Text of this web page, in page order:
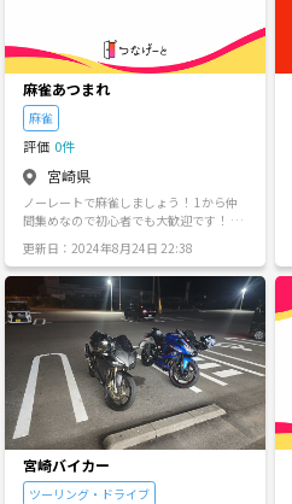
遊びに来てみてね。 何かが解決すると思
ってます。 宜しくお願いします。💕
麻雀あつまれ
麻雀
評価 0件
宮崎県
ノーレートで麻雀しましょう！ 1から仲
間集めなので初心者でも大歓迎です！ 宮
丈夫です！ ちなみに自分は20代半ばで
す！
更新日：2024年8月24日 22:38
宮崎バイカー
ツーリング・ドライブ